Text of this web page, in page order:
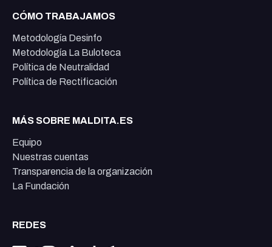
CÓMO TRABAJAMOS
Metodología Desinfo
Metodología La Buloteca
Política de Neutralidad
Política de Rectificación
MÁS SOBRE MALDITA.ES
Equipo
Nuestras cuentas
Transparencia de la organización
La Fundación
REDES